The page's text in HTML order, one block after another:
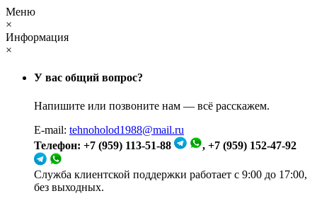
Меню
×
Информация
×
У вас общий вопрос?
Напишите или позвоните нам — всё расскажем.
E-mail: tehnoholod1988@mail.ru
Телефон: +7 (959) 113-51-88
, +7 (959) 152-47-92
Служба клиентской поддержки работает с 9:00 до 17:00,
без выходных.